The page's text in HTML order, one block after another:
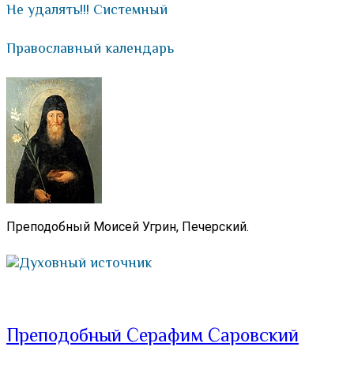
Не удалять!!! Системный
Православный календарь
Преподобный Моисей Угрин, Печерский.
Духовный источник
Преподобный Серафим Саровский